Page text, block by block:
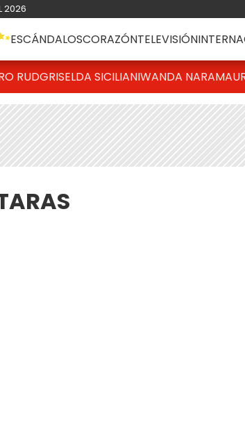
2026
ESCÁNDALOSCORAZÓNTELEVISIÓN
RUDGRISELDA SICILIANIWANDA NARA